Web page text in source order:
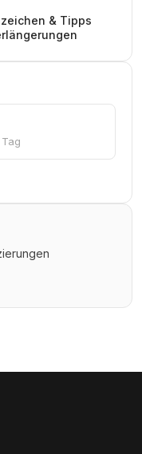
& Tipps